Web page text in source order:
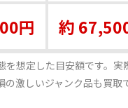
円 約
想定した目安額です。
激しいジャンク品も買